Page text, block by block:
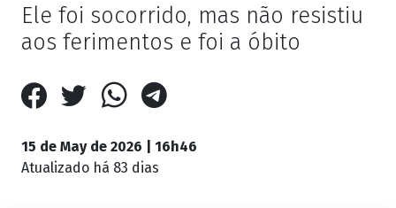
Ele foi socorrido, mas não resistiu
aos ferimentos e foi a óbito
15 de May de 2026 | 16h46
Atualizado há 83 dias